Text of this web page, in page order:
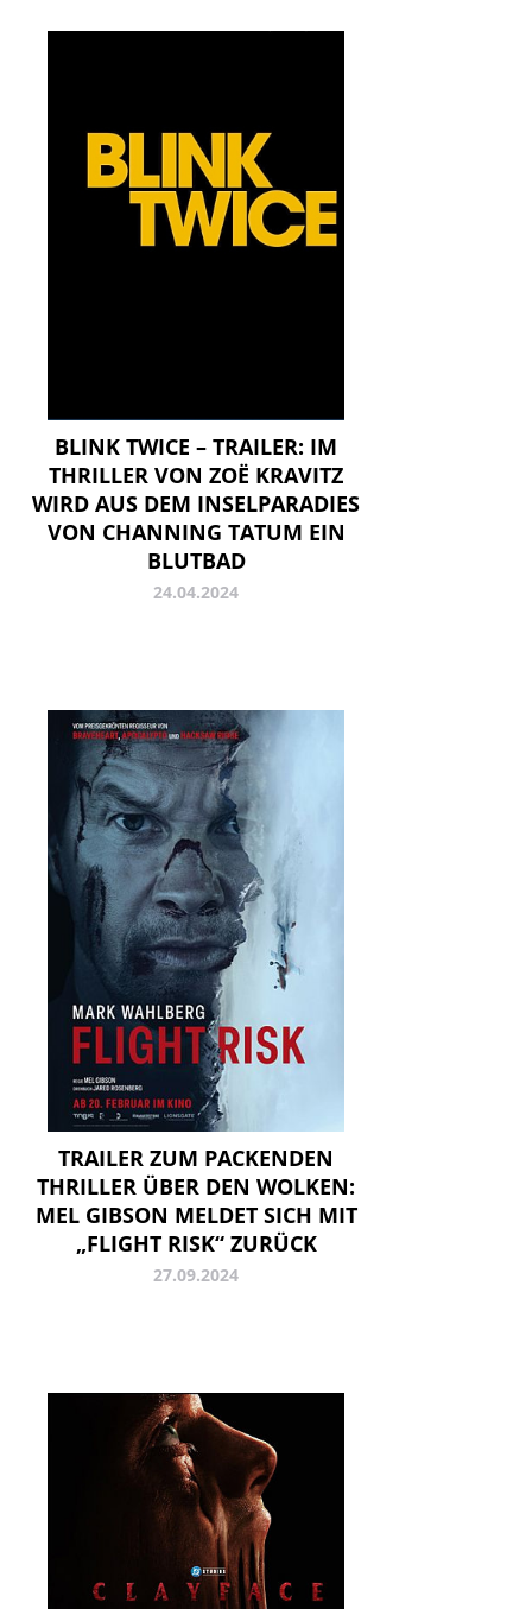
BLINK TWICE – TRAILER: IM
THRILLER VON ZOË KRAVITZ
WIRD AUS DEM INSELPARADIES
VON CHANNING TATUM EIN
BLUTBAD
24.04.2024
TRAILER ZUM PACKENDEN
THRILLER ÜBER DEN WOLKEN:
MEL GIBSON MELDET SICH MIT
„FLIGHT RISK“ ZURÜCK
27.09.2024